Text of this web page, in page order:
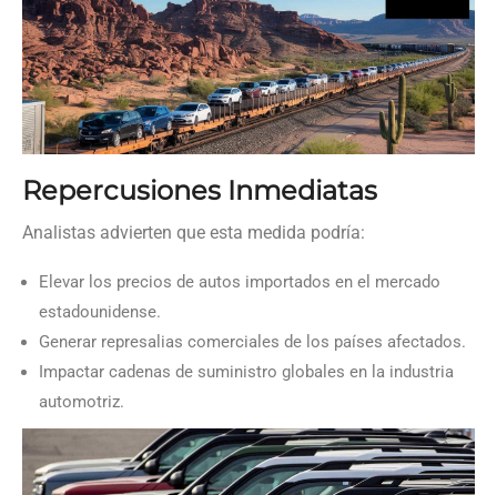
Repercusiones Inmediatas
Analistas advierten que esta medida podría:
Elevar los precios de autos importados en el mercado
estadounidense.
Generar represalias comerciales de los países afectados.
Impactar cadenas de suministro globales en la industria
automotriz.